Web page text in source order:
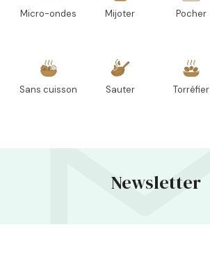
Micro-ondes Mijoter Pocher
Sans cuisson Sauter Torréfier
Newsletter